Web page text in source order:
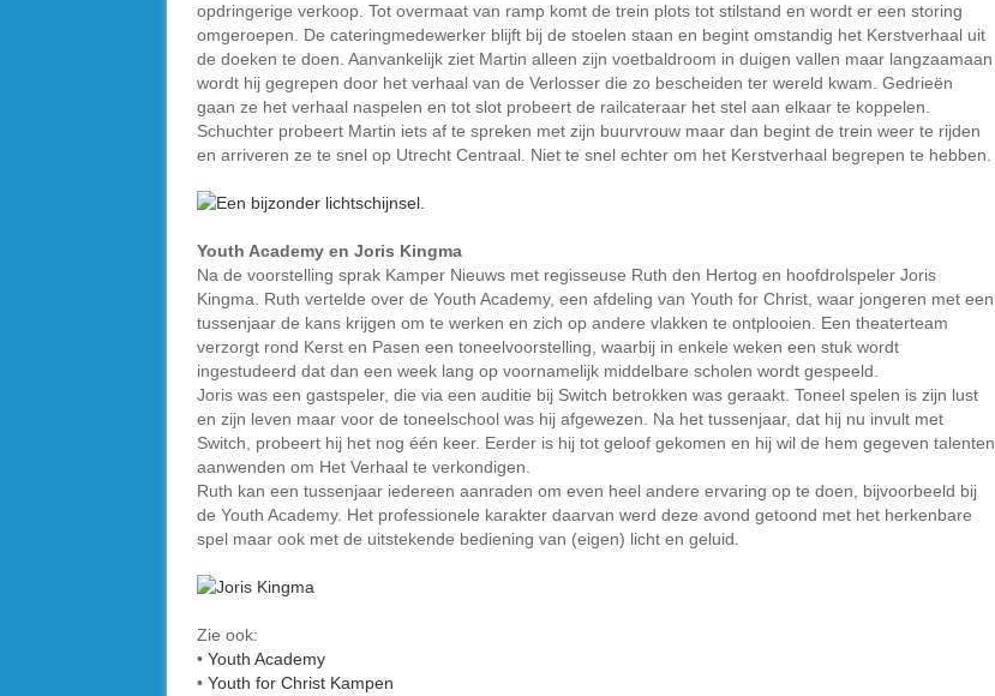
opdringerige verkoop. Tot overmaat van ramp komt de trein plots tot stilstand en wordt er een storing
omgeroepen. De cateringmedewerker blijft bij de stoelen staan en begint omstandig het Kerstverhaal uit
de doeken te doen. Aanvankelijk ziet Martin alleen zijn voetbaldroom in duigen vallen maar langzaamaan
wordt hij gegrepen door het verhaal van de Verlosser die zo bescheiden ter wereld kwam. Gedrieën
gaan ze het verhaal naspelen en tot slot probeert de railcateraar het stel aan elkaar te koppelen.
Schuchter probeert Martin iets af te spreken met zijn buurvrouw maar dan begint de trein weer te rijden
en arriveren ze te snel op Utrecht Centraal. Niet te snel echter om het Kerstverhaal begrepen te hebben.
Youth Academy en Joris Kingma
Na de voorstelling sprak Kamper Nieuws met regisseuse Ruth den Hertog en hoofdrolspeler Joris
Kingma. Ruth vertelde over de Youth Academy, een afdeling van Youth for Christ, waar jongeren met een
tussenjaar de kans krijgen om te werken en zich op andere vlakken te ontplooien. Een theaterteam
verzorgt rond Kerst en Pasen een toneelvoorstelling, waarbij in enkele weken een stuk wordt
ingestudeerd dat dan een week lang op voornamelijk middelbare scholen wordt gespeeld.
Joris was een gastspeler, die via een auditie bij Switch betrokken was geraakt. Toneel spelen is zijn lust
en zijn leven maar voor de toneelschool was hij afgewezen. Na het tussenjaar, dat hij nu invult met
Switch, probeert hij het nog één keer. Eerder is hij tot geloof gekomen en hij wil de hem gegeven talenten
aanwenden om Het Verhaal te verkondigen.
Ruth kan een tussenjaar iedereen aanraden om even heel andere ervaring op te doen, bijvoorbeeld bij
de Youth Academy. Het professionele karakter daarvan werd deze avond getoond met het herkenbare
spel maar ook met de uitstekende bediening van (eigen) licht en geluid.
Zie ook:
• Youth Academy
• Youth for Christ Kampen